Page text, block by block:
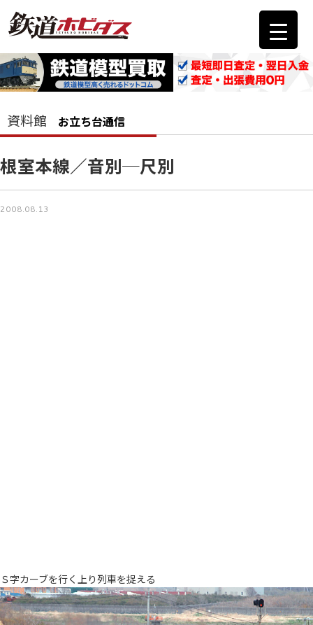
資料館 お立ち台通信
根室本線／音別─尺別
2008.08.13
Ｓ字カーブを行く上り列車を捉える